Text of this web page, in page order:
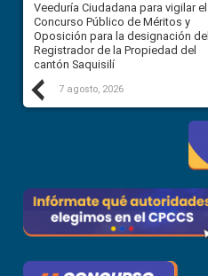
Previous
Veeduría Ciudadana para vigilar el
Concurso Público de Méritos y
Oposición para la designación del
Registrador de la Propiedad del
cantón Saquisilí
7 agosto, 2026